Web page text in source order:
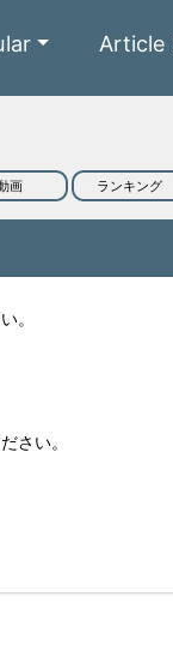
Article
画 ランキング
。
さい。